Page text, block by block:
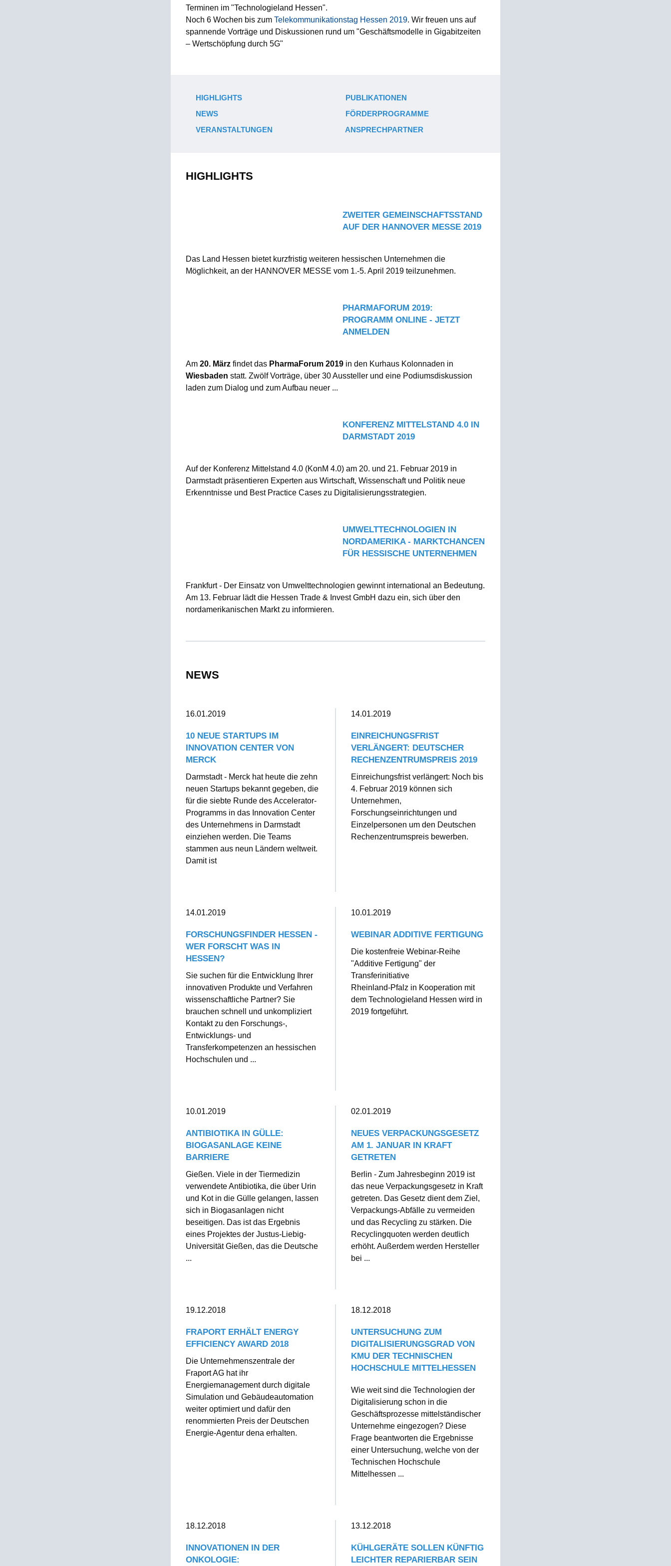
Terminen im "Technologieland Hessen".
Noch 6 Wochen bis zum Telekommunikationstag Hessen 2019. Wir freuen uns auf
spannende Vorträge und Diskussionen rund um "Geschäftsmodelle in Gigabitzeiten
– Wertschöpfung durch 5G"
HIGHLIGHTS
NEWS
VERANSTALTUNGEN
PUBLIKATIONEN
FÖRDERPROGRAMME
ANSPRECHPARTNER
HIGHLIGHTS
ZWEITER GEMEINSCHAFTSSTAND
AUF DER HANNOVER MESSE 2019
Das Land Hessen bietet kurzfristig weiteren hessischen Unternehmen die
Möglichkeit, an der HANNOVER MESSE vom 1.-5. April 2019 teilzunehmen.
PHARMAFORUM 2019:
PROGRAMM ONLINE - JETZT
ANMELDEN
Am 20. März findet das PharmaForum 2019 in den Kurhaus Kolonnaden in
Wiesbaden statt. Zwölf Vorträge, über 30 Aussteller und eine Podiumsdiskussion
laden zum Dialog und zum Aufbau neuer ...
KONFERENZ MITTELSTAND 4.0 IN
DARMSTADT 2019
Auf der Konferenz Mittelstand 4.0 (KonM 4.0) am 20. und 21. Februar 2019 in
Darmstadt präsentieren Experten aus Wirtschaft, Wissenschaft und Politik neue
Erkenntnisse und Best Practice Cases zu Digitalisierungsstrategien.
UMWELTTECHNOLOGIEN IN
NORDAMERIKA - MARKTCHANCEN
FÜR HESSISCHE UNTERNEHMEN
Frankfurt - Der Einsatz von Umwelttechnologien gewinnt international an Bedeutung.
Am 13. Februar lädt die Hessen Trade & Invest GmbH dazu ein, sich über den
nordamerikanischen Markt zu informieren.
NEWS
16.01.2019
10 NEUE STARTUPS IM
INNOVATION CENTER VON
MERCK
Darmstadt - Merck hat heute die zehn
neuen Startups bekannt gegeben, die
für die siebte Runde des Accelerator-
Programms in das Innovation Center
des Unternehmens in Darmstadt
einziehen werden. Die Teams
stammen aus neun Ländern weltweit.
Damit ist
14.01.2019
EINREICHUNGSFRIST
VERLÄNGERT: DEUTSCHER
RECHENZENTRUMSPREIS 2019
Einreichungsfrist verlängert: Noch bis
4. Februar 2019 können sich
Unternehmen,
Forschungseinrichtungen und
Einzelpersonen um den Deutschen
Rechenzentrumspreis bewerben.
14.01.2019
FORSCHUNGSFINDER HESSEN -
WER FORSCHT WAS IN
HESSEN?
Sie suchen für die Entwicklung Ihrer
innovativen Produkte und Verfahren
wissenschaftliche Partner? Sie
brauchen schnell und unkompliziert
Kontakt zu den Forschungs-,
Entwicklungs- und
Transferkompetenzen an hessischen
Hochschulen und ...
10.01.2019
WEBINAR ADDITIVE FERTIGUNG
Die kostenfreie Webinar-Reihe
"Additive Fertigung" der
Transferinitiative
Rheinland-Pfalz in Kooperation mit
dem Technologieland Hessen wird in
2019 fortgeführt.
10.01.2019
ANTIBIOTIKA IN GÜLLE:
BIOGASANLAGE KEINE
BARRIERE
Gießen. Viele in der Tiermedizin
verwendete Antibiotika, die über Urin
und Kot in die Gülle gelangen, lassen
sich in Biogasanlagen nicht
beseitigen. Das ist das Ergebnis
eines Projektes der Justus-Liebig-
Universität Gießen, das die Deutsche
...
02.01.2019
NEUES VERPACKUNGSGESETZ
AM 1. JANUAR IN KRAFT
GETRETEN
Berlin - Zum Jahresbeginn 2019 ist
das neue Verpackungsgesetz in Kraft
getreten. Das Gesetz dient dem Ziel,
Verpackungs-Abfälle zu vermeiden
und das Recycling zu stärken. Die
Recyclingquoten werden deutlich
erhöht. Außerdem werden Hersteller
bei ...
19.12.2018
FRAPORT ERHÄLT ENERGY
EFFICIENCY AWARD 2018
Die Unternehmenszentrale der
Fraport AG hat ihr
Energiemanagement durch digitale
Simulation und Gebäudeautomation
weiter optimiert und dafür den
renommierten Preis der Deutschen
Energie-Agentur dena erhalten.
18.12.2018
UNTERSUCHUNG ZUM
DIGITALISIERUNGSGRAD VON
KMU DER TECHNISCHEN
HOCHSCHULE MITTELHESSEN
Wie weit sind die Technologien der
Digitalisierung schon in die
Geschäftsprozesse mittelständischer
Unternehme eingezogen? Diese
Frage beantworten die Ergebnisse
einer Untersuchung, welche von der
Technischen Hochschule
Mittelhessen ...
18.12.2018
INNOVATIONEN IN DER
ONKOLOGIE:
13.12.2018
KÜHLGERÄTE SOLLEN KÜNFTIG
LEICHTER REPARIERBAR SEIN